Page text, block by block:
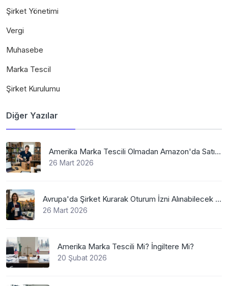
Şirket Yönetimi
Vergi
Muhasebe
Marka Tescil
Şirket Kurulumu
Diğer Yazılar
Amerika Marka Tescili Olmadan Amazon'da Satış Mümkün Mü
26 Mart 2026
Avrupa'da Şirket Kurarak Oturum İzni Alınabilecek En Mantıklı Ülkeler Nelerdir?
26 Mart 2026
Amerika Marka Tescili Mi? İngiltere Mi?
20 Şubat 2026